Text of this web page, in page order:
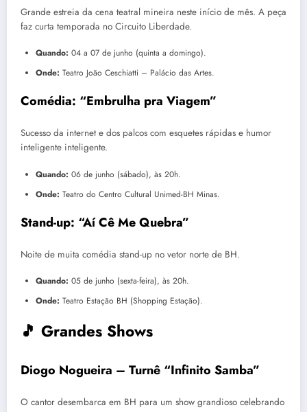
Grande estreia da cena teatral mineira neste início de mês. A peça
faz curta temporada no Circuito Liberdade.
Quando: 04 a 07 de junho (quinta a domingo).
Onde: Teatro João Ceschiatti – Palácio das Artes.
Comédia: “Embrulha pra Viagem”
Sucesso da internet e dos palcos com esquetes rápidas e humor
inteligente inteligente.
Quando: 06 de junho (sábado), às 20h.
Onde: Teatro do Centro Cultural Unimed-BH Minas.
Stand-up: “Aí Cê Me Quebra”
Noite de muita comédia stand-up no vetor norte de BH.
Quando: 05 de junho (sexta-feira), às 20h.
Onde: Teatro Estação BH (Shopping Estação).
🎵 Grandes Shows
Diogo Nogueira – Turnê “Infinito Samba”
O cantor desembarca em BH para um show grandioso celebrando